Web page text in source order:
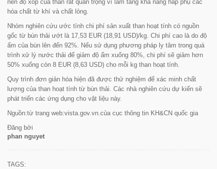
nên độ xốp của than rất quan trọng vì làm tăng khả năng hấp phụ các
hóa chất từ khí và chất lỏng.
Nhóm nghiên cứu ước tính chi phí sản xuất than hoạt tính có nguồn
gốc từ bùn thải ướt là 17,53 EUR (18,91 USD)/kg. Chi phí cao là do độ
ẩm của bùn lên đến 92%. Nếu sử dụng phương pháp ly tâm trong quá
trình xử lý nước thải để giảm độ ẩm xuống 80%, chi phí sẽ giảm hơn
50% xuống còn 8 EUR (8,63 USD) cho mỗi kg than hoạt tính.
Quy trình đơn giản hóa hiện đã được thử nghiệm để xác minh chất
lượng của than hoạt tính từ bùn thải. Các nhà nghiên cứu dự kiến sẽ
phát triển các ứng dụng cho vật liệu này.
Nguồn:từ trang web:vista.gov.vn.của cục thông tin KH&CN quốc gia
Đăng bởi
phan nguyet
TAGS: